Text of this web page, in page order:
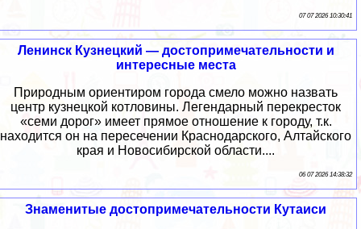
07 07 2026 10:30:41
Ленинск Кузнецкий — достопримечательности и
интересные места
Природным ориентиром города смело можно назвать
центр кузнецкой котловины. Легендарный перекресток
«семи дорог» имеет прямое отношение к городу, т.к.
находится он на пересечении Краснодарского, Алтайского
края и Новосибирской области....
06 07 2026 14:38:32
Знаменитые достопримечательности Кутаиси